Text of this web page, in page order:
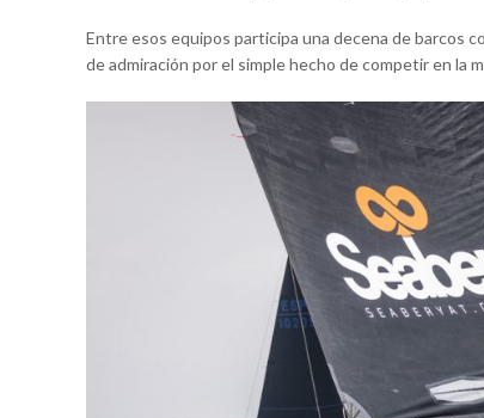
Entre esos equipos participa una decena de barcos
de admiración por el simple hecho de competir en la